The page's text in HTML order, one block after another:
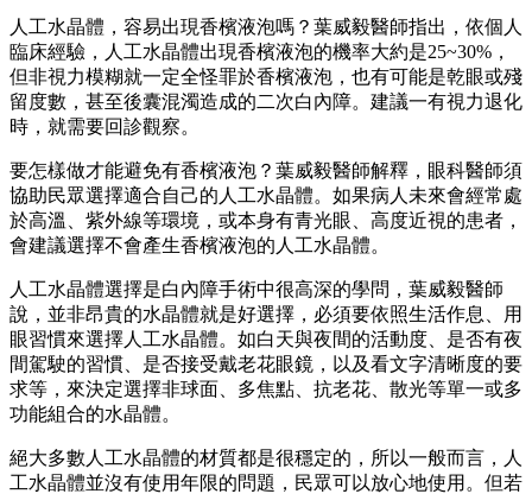
人工水晶體，容易出現香檳液泡嗎？葉威毅醫師指出，依個人
臨床經驗，人工水晶體出現香檳液泡的機率大約是25~30%，
但非視力模糊就一定全怪罪於香檳液泡，也有可能是乾眼或殘
留度數，甚至後囊混濁造成的二次白內障。建議一有視力退化
時，就需要回診觀察。
要怎樣做才能避免有香檳液泡？葉威毅醫師解釋，眼科醫師須
協助民眾選擇適合自己的人工水晶體。如果病人未來會經常處
於高溫、紫外線等環境，或本身有青光眼、高度近視的患者，
會建議選擇不會產生香檳液泡的人工水晶體。
人工水晶體選擇是白內障手術中很高深的學問，葉威毅醫師
說，並非昂貴的水晶體就是好選擇，必須要依照生活作息、用
眼習慣來選擇人工水晶體。如白天與夜間的活動度、是否有夜
間駕駛的習慣、是否接受戴老花眼鏡，以及看文字清晰度的要
求等，來決定選擇非球面、多焦點、抗老花、散光等單一或多
功能組合的水晶體。
絕大多數人工水晶體的材質都是很穩定的，所以一般而言，人
工水晶體並沒有使用年限的問題，民眾可以放心地使用。但若